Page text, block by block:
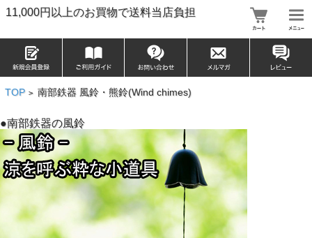
11,000円以上のお買物で送料当店負担
TOP > 南部鉄器 風鈴・熊鈴(Wind chimes)
●南部鉄器の風鈴